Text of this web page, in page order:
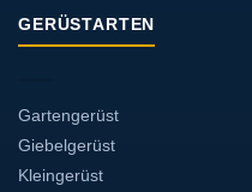
GERÜSTARTEN
Gartengerüst
Giebelgerüst
Kleingerüst